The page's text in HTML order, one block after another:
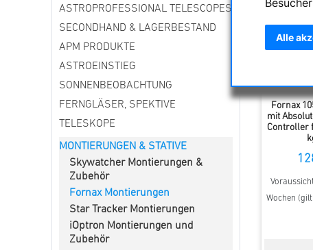
Alle
ASTROPROFESSIONAL TELESCOPES
SECONDHAND & LAGERBESTAND
APM PRODUKTE
ASTROEINSTIEG
SONNENBEOBACHTUNG
FERNGLÄSER, SPEKTIVE
TELESKOPE
MONTIERUNGEN & STATIVE
Skywatcher Montierungen &
Zubehör
Fornax Montierungen
Star Tracker Montierungen
iOptron Montierungen und
Zubehör
Fornax
mit
Controller
Wochen